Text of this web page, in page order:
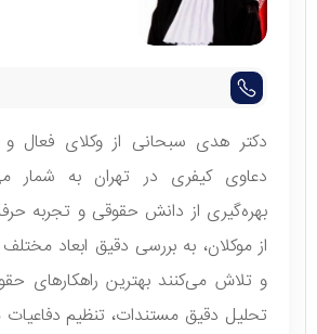
دکتر هدی سبحانی از وکلای فعال و
دعاوی کیفری در تهران به شمار
بهره‌گیری از دانش حقوقی و تجربه
از موکلان، به بررسی دقیق ابعاد مختلف
و تلاش می‌کنند بهترین راهکارهای
تحلیل دقیق مستندات، تنظیم